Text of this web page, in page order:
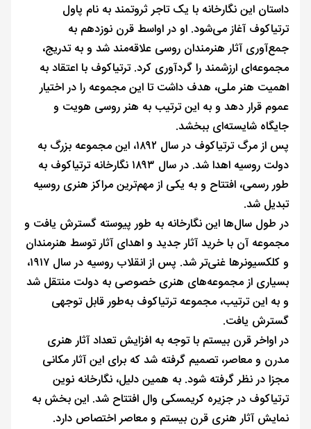
داستان این نگارخانه با یک تاجر ثروتمند به نام پاول
ترتیاکوف آغاز می‌شود. او در اواسط قرن نوزدهم به
جمع‌آوری آثار هنرمندان روسی علاقه‌مند شد و به تدریج،
مجموعه‌ای ارزشمند را گردآوری کرد. ترتیاکوف با اعتقاد به
اهمیت هنر ملی، هدف داشت تا این مجموعه را در اختیار
عموم قرار دهد و به این ترتیب به هنر روسی هویت و
جایگاه شایسته‌ای ببخشد.
پس از مرگ ترتیاکوف در سال ۱۸۹۲، این مجموعه بزرگ به
دولت روسیه اهدا شد. در سال ۱۸۹۳ نگارخانه ترتیاکوف به
طور رسمی، افتتاح و به یکی از مهم‌ترین مراکز هنری روسیه
تبدیل شد.
در طول سال‌ها این نگارخانه به طور پیوسته گسترش یافت و
مجموعه آن با خرید آثار جدید و اهدای آثار توسط هنرمندان
و کلکسیونرها غنی‌تر شد. پس از انقلاب روسیه در سال ۱۹۱۷،
بسیاری از مجموعه‌های هنری خصوصی به دولت منتقل شد
و به این ترتیب، مجموعه ترتیاکوف به‌طور قابل توجهی
گسترش یافت.
در اواخر قرن بیستم با توجه به افزایش تعداد آثار هنری
مدرن و معاصر، تصمیم گرفته شد که برای این آثار مکانی
مجزا در نظر گرفته شود. به همین دلیل، نگارخانه نوین
ترتیاکوف در جزیره کریمسکی وال افتتاح شد. این بخش به
نمایش آثار هنری قرن بیستم و معاصر اختصاص دارد.